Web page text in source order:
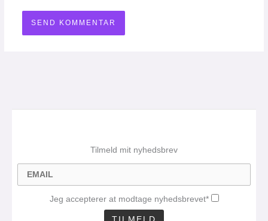
Tilmeld mit nyhedsbrev
Jeg accepterer at modtage nyhedsbrevet*